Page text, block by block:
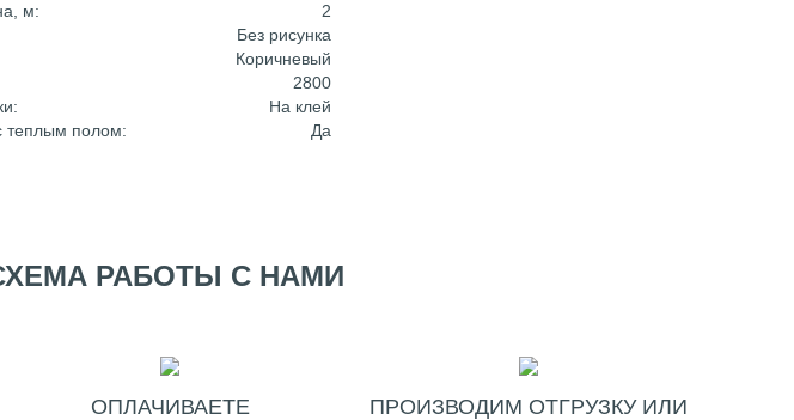
м:
2
Без рисунка
Коричневый
2800
На клей
теплым полом:
Да
РАБОТЫ С НАМИ
ОПЛАЧИВАЕТЕ
ПРОИЗВОДИМ ОТГРУЗКУ ИЛИ